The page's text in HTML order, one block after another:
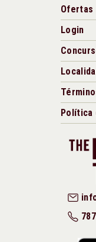
Ofertas
Login
Política